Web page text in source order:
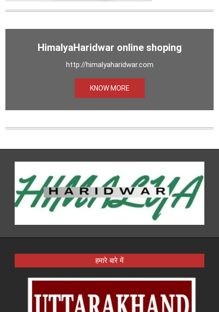
HimalyaHaridwar online shoping
http://himalyaharidwar.com
KNOW MORE
हमारे बारे में